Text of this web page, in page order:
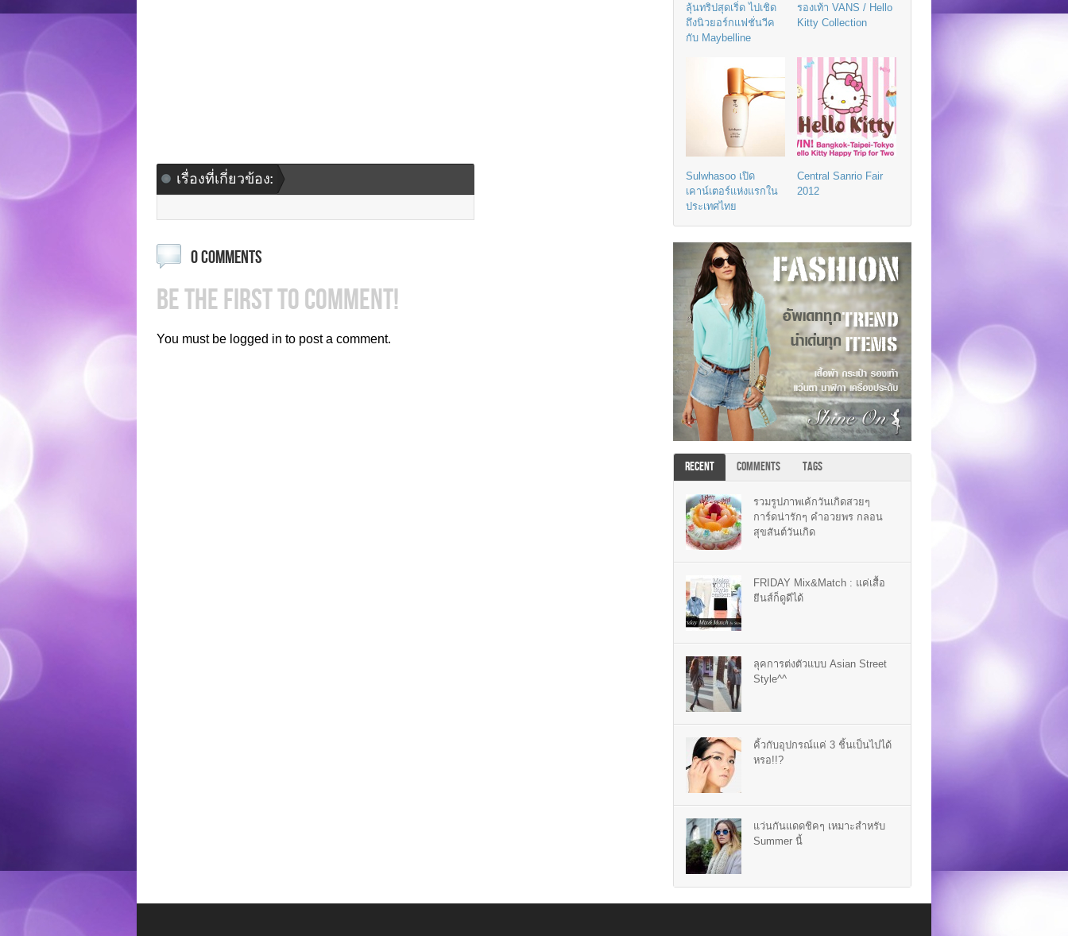
เรื่องที่เกี่ยวข้อง:
0 COMMENTS
BE THE FIRST TO COMMENT!
You must be logged in to post a comment.
ลุ้นทริปสุดเริ่ด ไปเชิด
ถึงนิวยอร์กแฟชั่นวีค
กับ Maybelline
รองเท้า VANS / Hello
Kitty Collection
Sulwhasoo เปิด
เคาน์เตอร์แห่งแรกใน
ประเทศไทย
Central Sanrio Fair
2012
RECENT COMMENTS TAGS
รวมรูปภาพเค้กวันเกิดสวยๆ
การ์ดน่ารักๆ คำอวยพร กลอน
สุขสันต์วันเกิด
FRIDAY Mix&Match : แค่เสื้อ
ยีนส์ก็ดูดีได้
ลุคการต่งตัวแบบ Asian Street
Style^^
คิ้วกับอุปกรณ์แค่ 3 ชิ้นเป็นไปได้
หรอ!!?
แว่นกันแดดชิคๆ เหมาะสำหรับ
Summer นี้